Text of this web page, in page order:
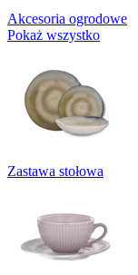
Akcesoria ogrodowe
Pokaż wszystko
Zastawa stołowa